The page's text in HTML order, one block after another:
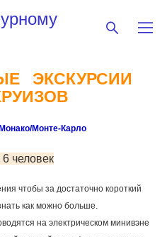
ЭКСКУРСИИ
Монте-Карло
6 человек
чтобы за достаточно короткий
как можно больше.
на электрическом минивэне